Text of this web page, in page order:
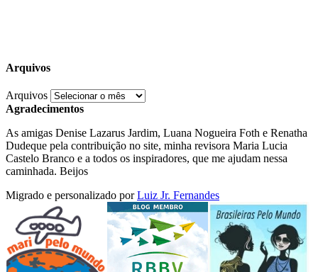
Arquivos
Arquivos
Agradecimentos
As amigas Denise Lazarus Jardim, Luana Nogueira Foth e Renatha
Dudeque pela contribuição no site, minha revisora Maria Lucia
Castelo Branco e a todos os inspiradores, que me ajudam nessa
caminhada. Beijos
Migrado e personalizado porLuiz Jr. Fernandes